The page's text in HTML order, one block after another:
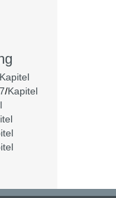
Kapitel
/Kapitel